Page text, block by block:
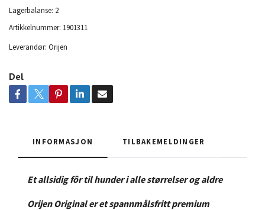
Lagerbalanse: 2
Artikkelnummer: 1901311
Leverandør: Orijen
Del
INFORMASJON TILBAKEMELDINGER
Et allsidig fôr til hunder i alle størrelser og aldre
Orijen Original er et spannmålsfritt premium